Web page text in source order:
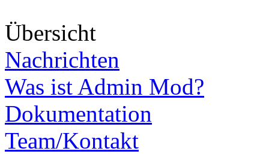
Übersicht
Nachrichten
Was ist Admin Mod?
Dokumentation
Team/Kontakt